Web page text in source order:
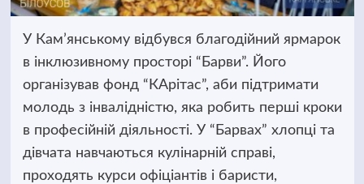
У Кам’янському відбувся благодійний ярмарок
в інклюзивному просторі “Барви”. Його
організував фонд “КАрітас”, аби підтримати
молодь з інвалідністю, яка робить перші кроки
в професійній діяльності. У “Барвах” хлопці та
дівчата навчаються кулінарній справі,
проходять курси офіціантів і баристи,